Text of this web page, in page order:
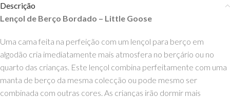
Descrição
Lençol de Berço Bordado – Little Goose
Uma cama feita na perfeição com um lençol para berço em
algodão cria imediatamente mais atmosfera no berçário ou no
quarto das crianças. Este lençol combina perfeitamente com uma
manta de berço da mesma colecção ou pode mesmo ser
combinada com outras cores. As crianças irão dormir mais